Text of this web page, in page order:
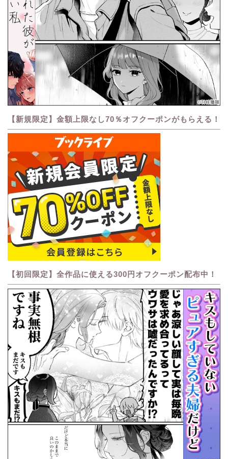
【新規限定】金額上限なし70％オフクーポンがもらえる！
【初回限定】全作品に使える300円オフクーポン配布中！